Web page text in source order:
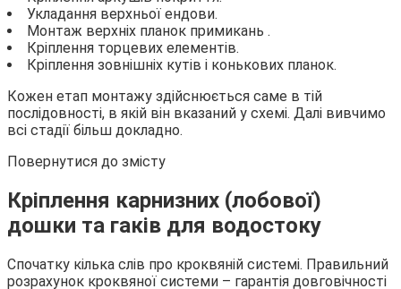
Укладання верхньої ендови.
Монтаж верхніх планок примикань .
Кріплення торцевих елементів.
Кріплення зовнішніх кутів і конькових планок.
Кожен етап монтажу здійснюється саме в тій
послідовності, в якій він вказаний у схемі. Далі вивчимо
всі стадії більш докладно.
Повернутися до змісту
Кріплення карнизних (лобової)
дошки та гаків для водостоку
Спочатку кілька слів про кроквяній системі. Правильний
розрахунок кроквяної системи – гарантія довговічності